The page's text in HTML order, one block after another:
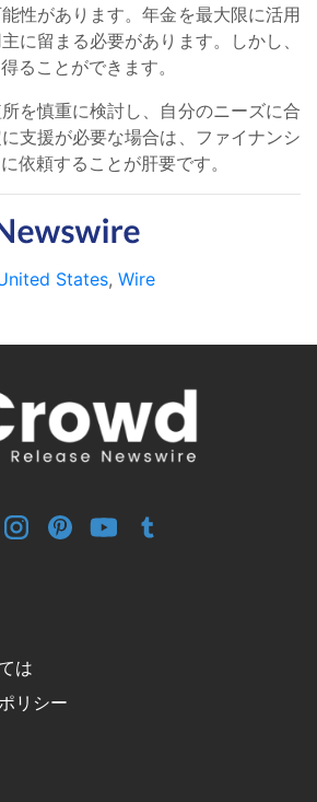
性があります。年金を最大限に活用
に留まる必要があります。しかし、
ることができます。
を慎重に検討し、自分のニーズに合
支援が必要な場合は、ファイナンシ
依頼することが肝要です。
States, Wire
は
リシー